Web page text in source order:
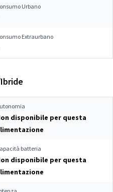
Urbano
Extraurbano
disponibile per questa
batteria
disponibile per questa